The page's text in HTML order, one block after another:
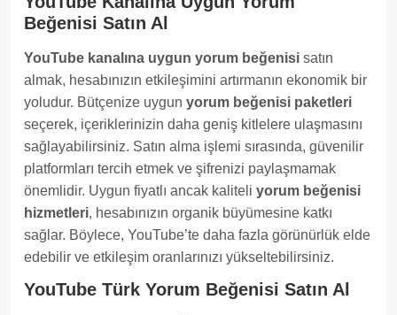
Beğenisi Satın Al
YouTube kanalına uygun yorum beğenisi satın
almak, hesabınızın etkileşimini artırmanın ekonomik bir
yoludur. Bütçenize uygun yorum beğenisi paketleri
seçerek, içeriklerinizin daha geniş kitlelere ulaşmasını
sağlayabilirsiniz. Satın alma işlemi sırasında, güvenilir
platformları tercih etmek ve şifrenizi paylaşmamak
önemlidir. Uygun fiyatlı ancak kaliteli yorum beğenisi
hizmetleri, hesabınızın organik büyümesine katkı
sağlar. Böylece, YouTube’te daha fazla görünürlük elde
edebilir ve etkileşim oranlarınızı yükseltebilirsiniz.
YouTube Türk Yorum Beğenisi Satın Al